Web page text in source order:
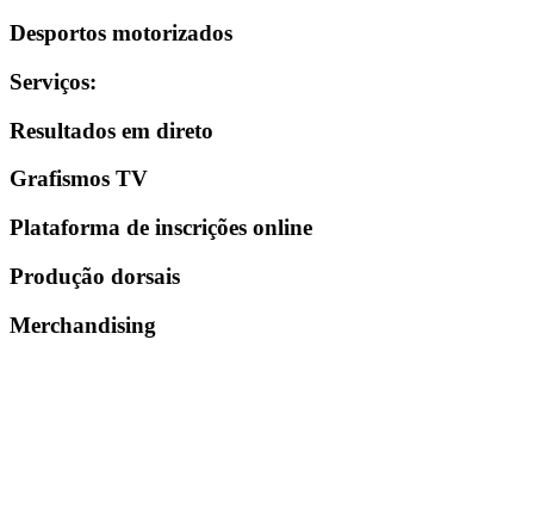
Desportos motorizados
Serviços:
Resultados em direto
Grafismos TV
Plataforma de inscrições online
Produção dorsais
Merchandising